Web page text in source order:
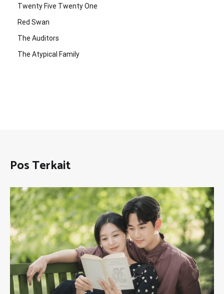
Twenty Five Twenty One
Red Swan
The Auditors
The Atypical Family
Pos Terkait